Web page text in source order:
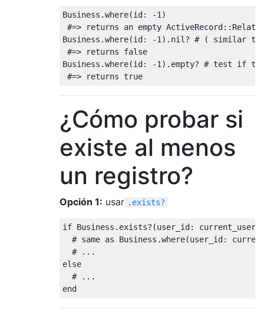
Business.where(id: -1 )
#=> returns an empty
Business.where(id: -1 ). nil ? # ( similar to
#=> returns false
Business.where(id: -1 ).empty? # test if
#=> returns true
¿Cómo probar si
existe al menos
un registro?
Opción 1: usar .exists?
if Business.exists?(user_id:
# same as Business.where(user_id:
# ...
else
# ...
end